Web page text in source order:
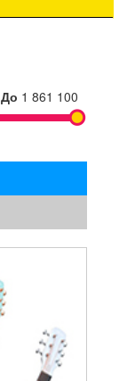
До 1 861 100